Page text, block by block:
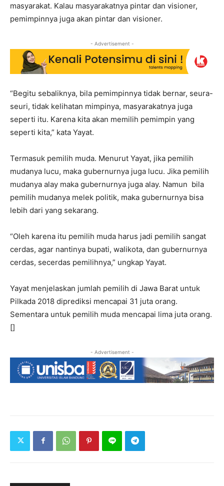
masyarakat. Kalau masyarakatnya pintar dan visioner,
pemimpinnya juga akan pintar dan visioner.
- Advertisement -
“Begitu sebaliknya, bila pemimpinnya tidak bernar, seura-
seuri, tidak kelihatan mimpinya, masyarakatnya juga
seperti itu. Karena kita akan memilih pemimpin yang
seperti kita,” kata Yayat.
Termasuk pemilih muda. Menurut Yayat, jika pemilih
mudanya lucu, maka gubernurnya juga lucu. Jika pemilih
mudanya alay maka gubernurnya juga alay. Namun bila
pemilih mudanya melek politik, maka gubernurnya bisa
lebih dari yang sekarang.
“Oleh karena itu pemilih muda harus jadi pemilih sangat
cerdas, agar nantinya bupati, walikota, dan gubernurnya
cerdas, secerdas pemilihnya,” ungkap Yayat.
Yayat menjelaskan jumlah pemilih di Jawa Barat untuk
Pilkada 2018 diprediksi mencapai 31 juta orang.
Sementara untuk pemilih muda mencapai lima juta orang.
[]
- Advertisement -